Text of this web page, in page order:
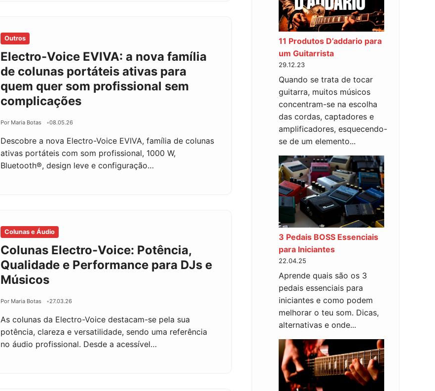
Outros
Electro-Voice EVIVA: a nova família
de colunas portáteis ativas para
quem quer som profissional sem
complicações
Por Maria Botas 08.05.26
Descobre a nova Electro-Voice EVIVA, família de colunas
ativas portáteis com som profissional, 1000 W,
Bluetooth®, design leve e configuração…
Colunas e Áudio
Colunas Electro-Voice: Potência,
Qualidade e Performance para DJs e
Músicos
Por Maria Botas 27.03.26
As colunas da Electro-Voice destacam-se pela sua
potência, clareza e versatilidade, sendo uma referência
no áudio profissional. Desde a acessível…
11 Produtos D’addario para
um Guitarrista
29.12.23
Quando se trata de tocar
guitarra, muitos músicos
concentram-se na escolha
das cordas, captadores e
amplificadores, esquecendo-
se de um elemento...
3 Pedais BOSS Essenciais
para Iniciantes
22.04.25
Aprende quais são os 3
pedais essenciais para
iniciantes e como podem
melhorar o teu som. Dicas,
alternativas e onde...